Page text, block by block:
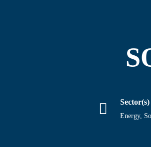
Sector(s)
Energy,